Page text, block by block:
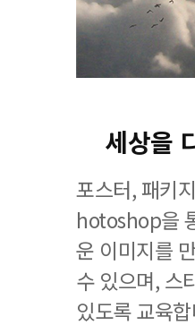
세상을
포스터, 패키
hotoshop을
운 이미지를
수 있으며, 스
있도록 교육